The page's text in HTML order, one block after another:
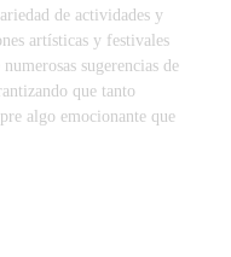
de actividades y
artísticas y festivales
sugerencias de
que tanto
algo emocionante que